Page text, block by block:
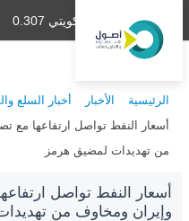
دينار كويتي 0.307
الرئيسية الأخبار
أخبار السلع
أسعار النفط تواصل ارتفاعها مع
من تهديدات لمضيق هرمز
أسعار النفط تواصل
وإيران ومخاوف من